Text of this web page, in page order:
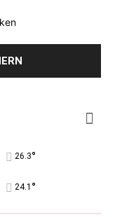
26.3°
24.1 °